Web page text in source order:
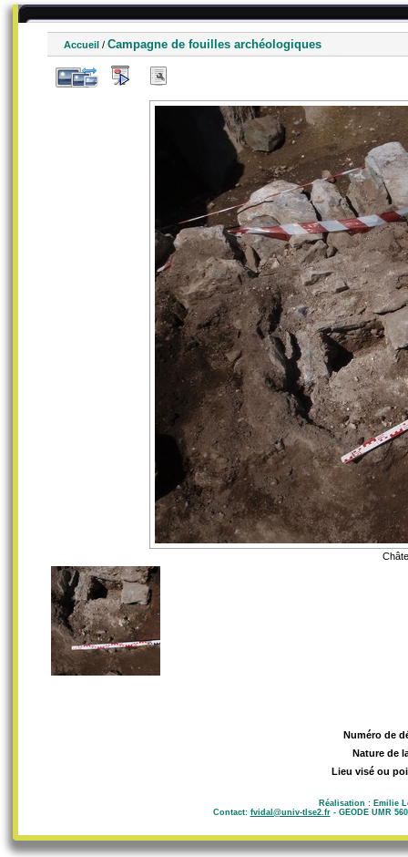
Accueil / Campagne de fouilles archéologiques
Numéro de
Nature de
Lieu visé ou
Réalisation : Emilie
Contact: fvidal@univ-tlse2.fr- GEODE UMR